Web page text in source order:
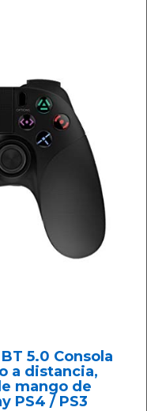
5.0 Consola
a distancia,
mango de
PS4 / PS3